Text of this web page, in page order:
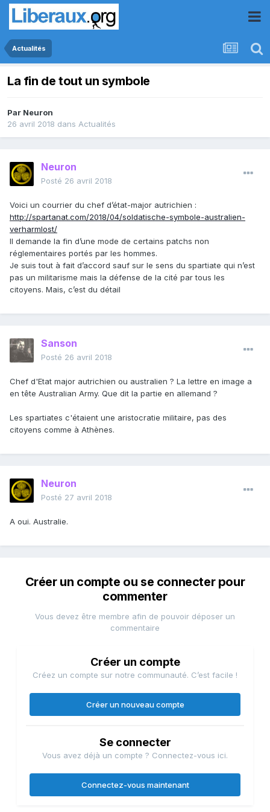
Actualités
La fin de tout un symbole
Par Neuron
26 avril 2018 dans Actualités
Neuron
Posté 26 avril 2018
Voici un courrier du chef d’état-major autrichien :
http://spartanat.com/2018/04/soldatische-symbole-australien-
verharmlost/
Il demande la fin d’une mode de certains patchs non
réglementaires portés par les hommes.
Je suis tout à fait d’accord sauf sur le sens du spartiate qui n’est
pas un militarisme mais la défense de la cité par tous les
citoyens. Mais, c’est du détail
Sanson
Posté 26 avril 2018
Chef d'Etat major autrichien ou australien ? La lettre en image a
en tête Australian Army. Que dit la partie en allemand ?
Les spartiates c'étaient une aristocratie militaire, pas des
citoyens comme à Athènes.
Neuron
Posté 27 avril 2018
A oui. Australie.
Créer un compte ou se connecter pour
commenter
Vous devez être membre afin de pouvoir déposer un
commentaire
Créer un compte
Créez un compte sur notre communauté. C’est facile !
Créer un nouveau compte
Se connecter
Vous avez déjà un compte ? Connectez-vous ici.
Connectez-vous maintenant